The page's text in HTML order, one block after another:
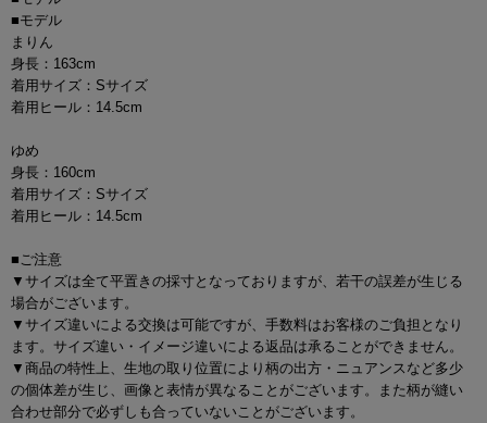
■モデル
まりん
身長：163cm
着用サイズ：Sサイズ
着用ヒール：14.5cm
ゆめ
身長：160cm
着用サイズ：Sサイズ
着用ヒール：14.5cm
■ご注意
▼サイズは全て平置きの採寸となっておりますが、若干の誤差が生じる
場合がございます。
▼サイズ違いによる交換は可能ですが、手数料はお客様のご負担となり
ます。サイズ違い・イメージ違いによる返品は承ることができません。
▼商品の特性上、生地の取り位置により柄の出方・ニュアンスなど多少
の個体差が生じ、画像と表情が異なることがございます。また柄が縫い
合わせ部分で必ずしも合っていないことがございます。